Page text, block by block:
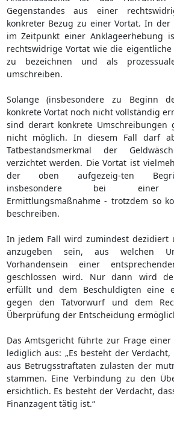
Gegenstandes aus einer
konkreter Bezug zu einer Vortat. In der
im Zeitpunkt einer Anklageerhebung
rechtswidrige Vortat wie die eigentliche
zu bezeichnen und als
umschreiben.
Solange (insbesondere zu Beginn
konkrete Vortat noch nicht vollständig
sind derart konkrete Umschreibungen
nicht möglich. In diesem Fall darf
Tatbestandsmerkmal der
verzichtet werden. Die Vortat ist
der oben aufgezeig-ten
insbesondere bei einer
Ermittlungsmaßnahme - trotzdem so
beschreiben.
In jedem Fall wird zumindest dezidiert
anzugeben sein, aus welchen
Vorhandensein einer
geschlossen wird. Nur dann wird
erfüllt und dem Beschuldigten eine
gegen den Tatvorwurf und dem
Überprüfung der Entscheidung
Das Amtsgericht führte zur Frage
lediglich aus: „Es besteht der
aus Betrugsstraftaten zulasten der
stammen. Eine Verbindung zu den
ersichtlich. Es besteht der Verdacht,
Finanzagent tätig ist.“